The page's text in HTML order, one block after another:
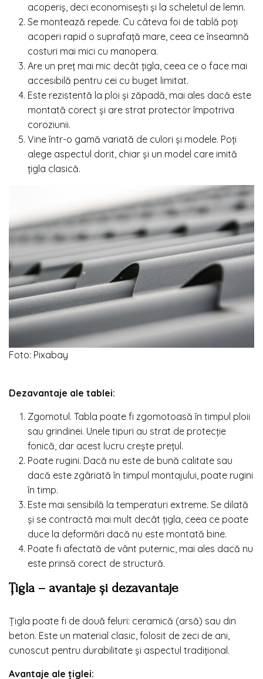
acoperiș, deci economisești și la scheletul de lemn.
Se montează repede. Cu câteva foi de tablă poți
acoperi rapid o suprafață mare, ceea ce înseamnă
costuri mai mici cu manopera.
Are un preț mai mic decât țigla, ceea ce o face mai
accesibilă pentru cei cu buget limitat.
Este rezistentă la ploi și zăpadă, mai ales dacă este
montată corect și are strat protector împotriva
coroziunii.
Vine într-o gamă variată de culori și modele. Poți
alege aspectul dorit, chiar și un model care imită
țigla clasică.
Foto: Pixabay
Dezavantaje ale tablei:
Zgomotul. Tabla poate fi zgomotoasă în timpul ploii
sau grindinei. Unele tipuri au strat de protecție
fonică, dar acest lucru crește prețul.
Poate rugini. Dacă nu este de bună calitate sau
dacă este zgâriată în timpul montajului, poate rugini
în timp.
Este mai sensibilă la temperaturi extreme. Se dilată
și se contractă mai mult decât țigla, ceea ce poate
duce la deformări dacă nu este montată bine.
Poate fi afectată de vânt puternic, mai ales dacă nu
este prinsă corect de structură.
Țigla – avantaje și dezavantaje
Țigla poate fi de două feluri: ceramică (arsă) sau din
beton. Este un material clasic, folosit de zeci de ani,
cunoscut pentru durabilitate și aspectul tradițional.
Avantaje ale țiglei: